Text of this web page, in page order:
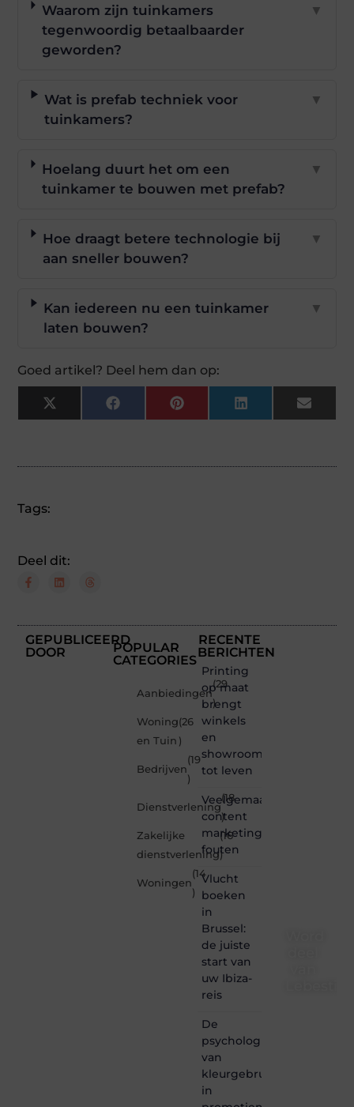
Waarom zijn tuinkamers
tegenwoordig betaalbaarder
geworden?
▼
Wat is prefab techniek voor
tuinkamers?
▼
Hoelang duurt het om een
tuinkamer te bouwen met prefab?
▼
Hoe draagt betere technologie bij
aan sneller bouwen?
▼
Kan iedereen nu een tuinkamer
laten bouwen?
▼
Goed artikel? Deel hem dan op:
X
(Twitter)
FacebookPinterestLinkedInEmail
Tags:
Deel dit:
GEPUBLICEERD
DOOR
POPULAR
CATEGORIES
Aanbiedingen
(29
)
Woning
en Tuin
(26
)
Bedrijven
(19
)
Dienstverlening
(18
)
Zakelijke
dienstverlening
(16
)
Woningen
(14
)
RECENTE
BERICHTEN
Printing
op maat
brengt
winkels
en
showrooms
tot leven
Veelgemaakte
content
marketing
fouten
Vlucht
boeken
in
Brussel:
de juiste
start van
uw Ibiza-
reis
De
psychologie
van
kleurgebruik
in